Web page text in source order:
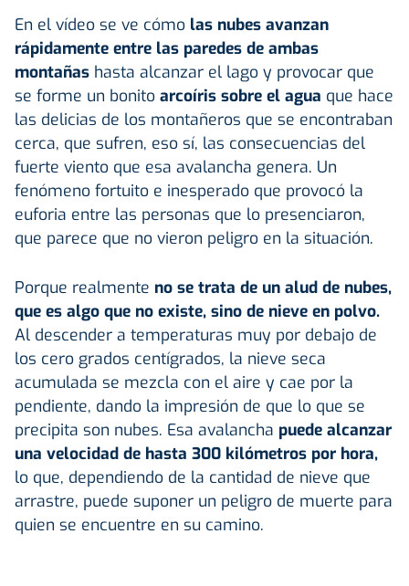
En el vídeo se ve cómo las nubes avanzan
rápidamente entre las paredes de ambas
montañas hasta alcanzar el lago y provocar que
se forme un bonito arcoíris sobre el agua que hace
las delicias de los montañeros que se encontraban
cerca, que sufren, eso sí, las consecuencias del
fuerte viento que esa avalancha genera. Un
fenómeno fortuito e inesperado que provocó la
euforia entre las personas que lo presenciaron,
que parece que no vieron peligro en la situación.
Porque realmente no se trata de un alud de nubes,
que es algo que no existe, sino de nieve en polvo.
Al descender a temperaturas muy por debajo de
los cero grados centígrados, la nieve seca
acumulada se mezcla con el aire y cae por la
pendiente, dando la impresión de que lo que se
precipita son nubes. Esa avalancha puede alcanzar
una velocidad de hasta 300 kilómetros por hora,
lo que, dependiendo de la cantidad de nieve que
arrastre, puede suponer un peligro de muerte para
quien se encuentre en su camino.